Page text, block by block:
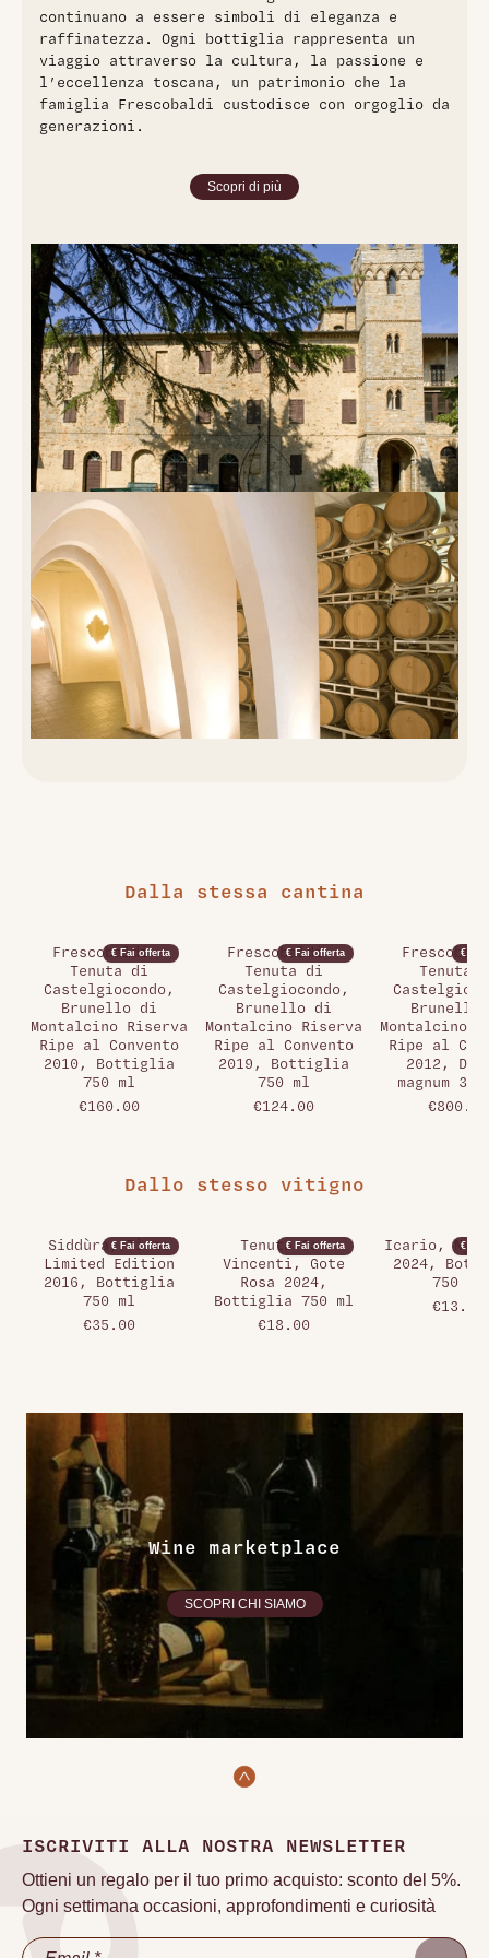
continuano a essere simboli di eleganza e
raffinatezza. Ogni bottiglia rappresenta un
viaggio attraverso la cultura, la passione e
l’eccellenza toscana, un patrimonio che la
famiglia Frescobaldi custodisce con orgoglio da
generazioni.
Scopri di più
Dalla stessa cantina
€ Fai offerta
Frescobaldi -
Tenuta di
Castelgiocondo,
Brunello di
Montalcino Riserva
Ripe al Convento
2010, Bottiglia
750 ml
€160.00
€ Fai offerta
Frescobaldi -
Tenuta di
Castelgiocondo,
Brunello di
Montalcino Riserva
Ripe al Convento
2019, Bottiglia
750 ml
€124.00
€ Fai
Tenuta
Brunello
Montalcino
Ripe al
2012,
magnum
€800.00
Dallo stesso vitigno
€ Fai offerta
Siddùra, Tìros
Limited Edition
2016, Bottiglia
750 ml
€35.00
€ Fai offerta
Tenuta San
Vincenti, Gote
Rosa 2024,
Bottiglia 750 ml
€18.00
€ Fai
Icario, Nysa
2024,
750 ml
€13.00
Wine marketplace
SCOPRI CHI SIAMO
ISCRIVITI ALLA NOSTRA NEWSLETTER
Ottieni un regalo per il tuo primo acquisto: sconto del 5%.
Ogni settimana occasioni, approfondimenti e curiosità